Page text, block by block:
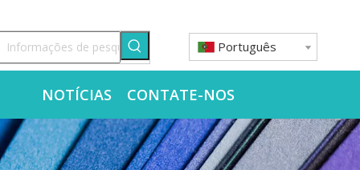
Português
NOTÍCIAS CONTATE-NOS